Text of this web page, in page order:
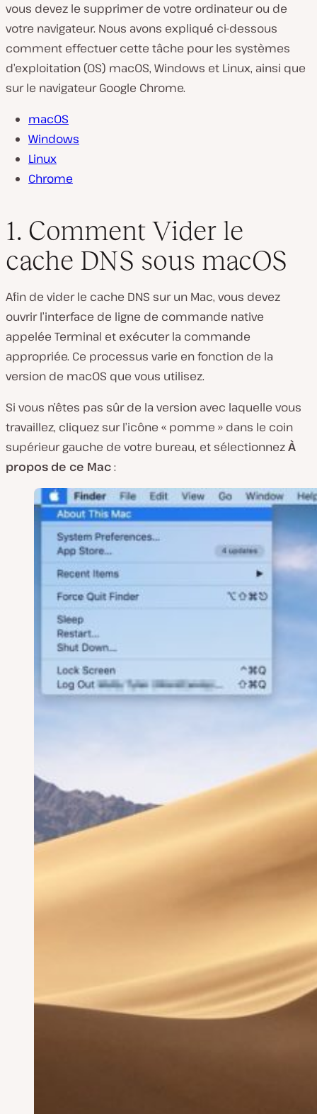
vous devez le supprimer de votre ordinateur ou de
votre navigateur. Nous avons expliqué ci-dessous
comment effectuer cette tâche pour les systèmes
d’exploitation (OS) macOS, Windows et Linux, ainsi que
sur le navigateur Google Chrome.
macOS
Windows
Linux
Chrome
1. Comment Vider le
cache DNS sous macOS
Afin de vider le cache DNS sur un Mac, vous devez
ouvrir l’interface de ligne de commande native
appelée Terminal et exécuter la commande
appropriée. Ce processus varie en fonction de la
version de macOS que vous utilisez.
Si vous n’êtes pas sûr de la version avec laquelle vous
travaillez, cliquez sur l’icône « pomme » dans le coin
supérieur gauche de votre bureau, et sélectionnezÀ
propos de ce Mac: